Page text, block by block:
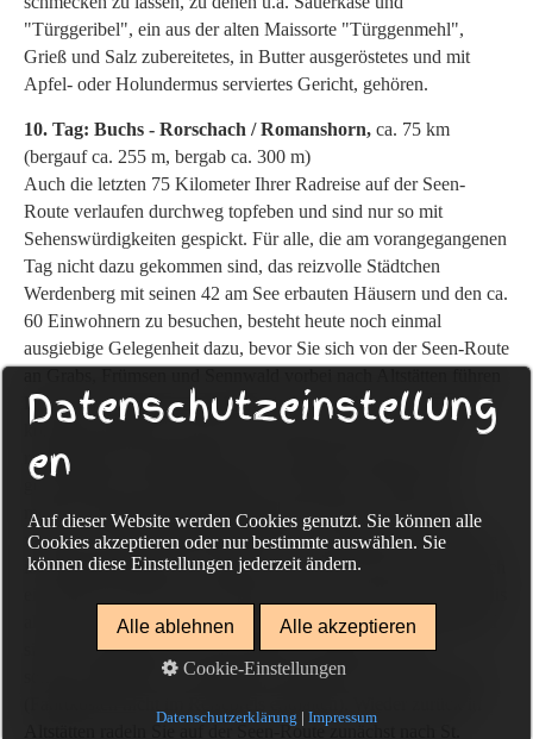
"Türggeribel", ein aus der alten Maissorte "Türggenmehl",
Grieß und Salz zubereitetes, in Butter ausgeröstetes und mit
Apfel- oder Holundermus serviertes Gericht, gehören.
10. Tag: Buchs - Rorschach / Romanshorn, ca. 75 km
(bergauf ca. 255 m, bergab ca. 300 m)
Auch die letzten 75 Kilometer Ihrer Radreise auf der Seen-
Route verlaufen durchweg topfeben und sind nur so mit
Sehenswürdigkeiten gespickt. Für alle, die am vorangegangenen
Tag nicht dazu gekommen sind, das reizvolle Städtchen
Werdenberg mit seinen 42 am See erbauten Häusern und den ca.
60 Einwohnern zu besuchen, besteht heute noch einmal
ausgiebige Gelegenheit dazu, bevor Sie sich von der Seen-Route
lassen. Der bezaubernde Marktort, der im Jahre 1567 beinahe
komplett abbrannte, besticht vor allem mit seiner von einem
romantischen Laubengang sowie zahlreichen Häusern mit
geschweiften Giebeln geprägten, charmanten Altstadt und
möchte unbedingt ausgiebig erkundet werden, ehe Sie sich
wieder in den Sattel Ihres Drahtesels schwingen und Ihre Reise
in Richtung Bodensee fortsetzen. Alternativ lohnt sich aber auch
als auch das in erster Linie für seinen Käse bekannte Appenzell
sind von Altstätten aus gut per Bahn erreichbar, in der
selbstverständlich auch Fahrräder transportiert werden können
Altstätten radeln Sie auf der Seen-Route zunächst nach St.
Datenschutzeinstellung
en
Auf dieser Website werden Cookies genutzt. Sie können alle
Cookies akzeptieren oder nur bestimmte auswählen. Sie
können diese Einstellungen jederzeit ändern.
Alle ablehnen Alle akzeptieren
Cookie-Einstellungen
Datenschutzerklärung | Impressum